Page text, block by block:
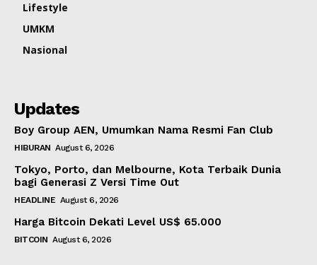
Lifestyle
UMKM
Nasional
Updates
Boy Group AEN, Umumkan Nama Resmi Fan Club
HIBURAN August 6, 2026
Tokyo, Porto, dan Melbourne, Kota Terbaik Dunia
bagi Generasi Z Versi Time Out
HEADLINE August 6, 2026
Harga Bitcoin Dekati Level US$ 65.000
BITCOIN August 6, 2026